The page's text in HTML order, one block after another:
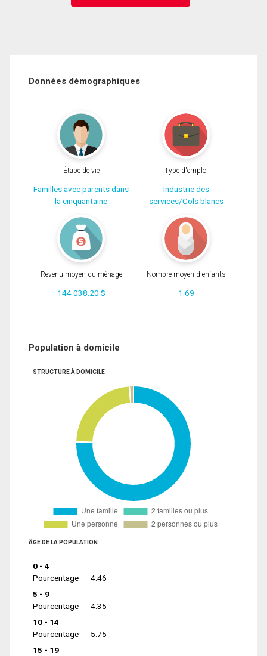
Données démographiques
Étape de vie
Familles avec parents dans
la cinquantaine
Type d'emploi
Industrie des
services/Cols blancs
Revenu moyen du ménage
144 038.20 $
Nombre moyen d'enfants
1.69
Population à domicile
STRUCTURE À DOMICILE
ÂGE DE LA POPULATION
0 - 4
Pourcentage
4.46
5 - 9
Pourcentage
4.35
10 - 14
Pourcentage
5.75
15 - 19